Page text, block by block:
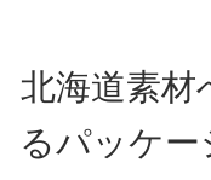
北海道素材
るパッケー